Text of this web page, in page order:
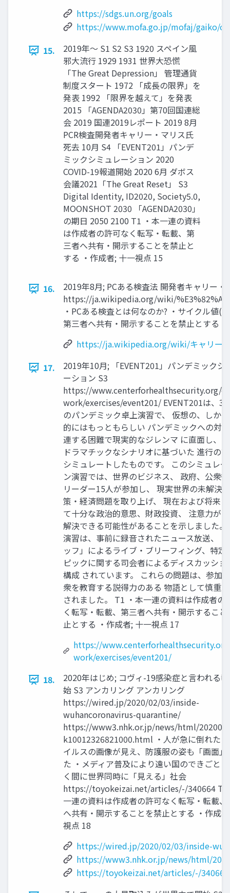
https://sdgs.un.org/goals
https://www.mofa.go.jp/mofaj/gaiko/
15.
2019年〜 S1 S2 S3 1920 スペイン風
邪大流行 1929 1931 世界大恐慌
「The Great Depression」 管理通貨
制度スタート 1972 「成長の限界」を
発表 1992 「限界を越えて」を発表
2015 「AGENDA2030」第70回国連総
会 2019 国連2019レポート 2019 8月
PCR検査開発者キャリー・マリス氏
死去 10月 S4 「EVENT201」パンデ
ミックシミュレーション 2020
COVID-19報道開始 2020 6月 ダボス
会議2021「The Great Reset」 S3
Digital Identity, ID2020, Society5.0,
MOONSHOT 2030 「AGENDA2030」
の期日 2050 2100 T1 ・本一連の資料
は作成者の許可なく転写・転載、第
三者へ共有・開示することを禁止と
する ・作成者; 十一視点 15
16.
2019年8月; PCある検査法 開発者キャリー・
https://ja.wikipedia.org/wiki/
・PCある検査とは何なのか? ・サイクル値
第三者へ共有・開示することを禁止とする
https://ja.wikipedia.org/wiki/キャリー
17.
2019年10月; 「EVENT201」パンデミックシ
ーション S3
https://www.centerforhealthsecurity.org/
work/exercises/event201/ EVENT201は、
のパンデミック卓上演習で、 仮想の、しか
的にはもっともらしい パンデミックへの対
連する困難で現実的なジレンマ に直面し、
ドラマチックなシナリオに基づいた 進行の
シミュレートしたものです。 このシミュレ
ン演習では、世界のビジネス、 政府、公衆
リーダー15人が参加し、 現実世界の未解決
策・経済問題を取り上げ、 現在および将来
て十分な政治的意思、財政投資、 注意力が
解決できる可能性があることを示しました。
演習は、事前に録音されたニュース放送、
ッフ」によるライブ・ブリーフィング、特定
ピックに関する司会者によるディスカッショ
構成 されています。 これらの問題は、参加
衆を教育する説得力のある 物語として慎重
されました。 T1 ・本一連の資料は作成者の
く転写・転載、第三者へ共有・開示すること
止とする ・作成者; 十一視点 17
https://
work/exercises/event201/
18.
2020年はじめ; コヴィ-19感染症と言われる
始 S3 アンカリング アンカリング
https://wired.jp/2020/02/03/inside-
wuhancoronavirus-quarantine/
https://www3.nhk.or.jp/news/html/
k10012326821000.html ・人が急に倒れた
イルスの画像が見え、防護服の姿も「画面
た ・メディア普及により遠い国のできごと
く間に世界同時に「見える」社会
https://toyokeizai.net/articles/-/340664 T1
一連の資料は作成者の許可なく転写・転載
へ共有・開示することを禁止とする ・作成
視点 18
https://wired.jp/2020/02/03/inside-
https://www3.nhk.or.jp/news/html/
https://toyokeizai.net/articles/-/340664